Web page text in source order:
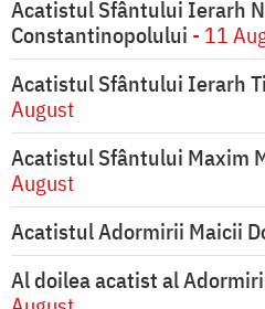
Acatistul Sfântului Ierarh
Constantinopolului - 11
Acatistul Sfântului Ierarh
August
Acatistul Sfântului Maxim
August
Acatistul Adormirii Maicii
Al doilea acatist al